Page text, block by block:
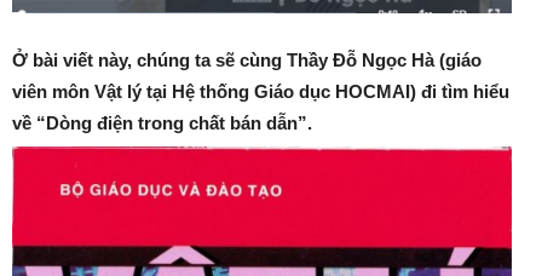
Ở bài viết này, chúng ta sẽ cùng Thầy Đỗ Ngọc Hà (giáo
viên môn Vật lý tại Hệ thống Giáo dục HOCMAI) đi tìm hiểu
về “Dòng điện trong chất bán dẫn”.